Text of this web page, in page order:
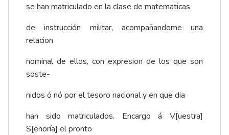
se han matriculado en la clase de matematicas
de instrucción militar, acompañandome una
relacion
nominal de ellos, con expresion de los que son
soste-
nidos ó nó por el tesoro nacional y en que dia
han sido matriculados. Encargo á V[uestra]
S[eñoría] el pronto